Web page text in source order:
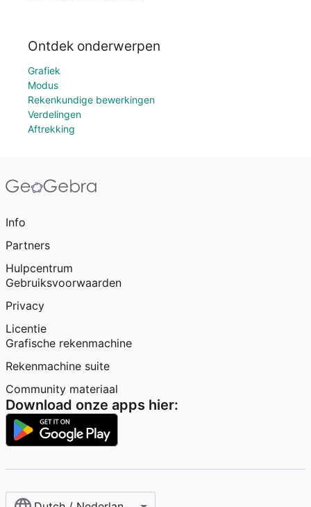
Ontdek onderwerpen
Grafiek
Modus
Rekenkundige bewerkingen
Verdelingen
Aftrekking
Info
Partners
Hulpcentrum
Gebruiksvoorwaarden
Privacy
Licentie
Grafische rekenmachine
Rekenmachine suite
Community materiaal
Download onze apps hier: